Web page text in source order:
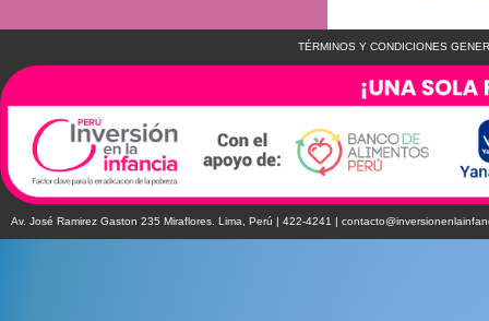
TÉRMINOS Y CONDICIONES
Av. José Ramirez Gaston 235 Miraflores. Lima, Perú | 422-4241 |